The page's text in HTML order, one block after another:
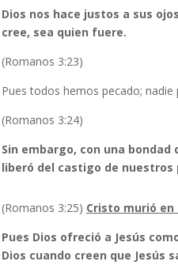
Dios nos hace justos a sus
cree, sea quien fuere.
(Romanos 3:23)
Pues todos hemos pecado;
(Romanos 3:24)
Sin embargo, con una
liberó del castigo de nuestros
(Romanos 3:25) Cristo murió
Pues Dios ofreció a Jesús
Dios cuando creen que Jesús